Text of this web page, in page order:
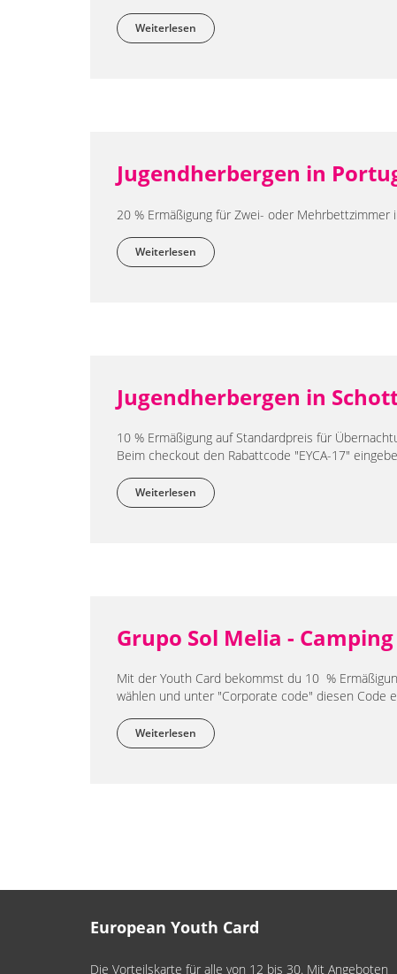
Weiterlesen über Hotel Express - Hotel booking page
Jugendherbergen in
20 % Ermäßigung für Zwei- oder Mehrbettzimmer
Weiterlesen über Jugendherbergen in Portugal
Jugendherbergen in
10 % Ermäßigung auf Standardpreis für
Beim checkout den Rabattcode "EYCA-17"
Weiterlesen über Jugendherbergen in Schottland
Grupo Sol Melia -
Mit der Youth Card bekommst du 10 %
wählen und unter "Corporate code" diesen Code
Weiterlesen über Grupo Sol Melia - Camping in
European Youth Card
Die Vorteilskarte für alle von 12 bis 30. Mit Angeboten